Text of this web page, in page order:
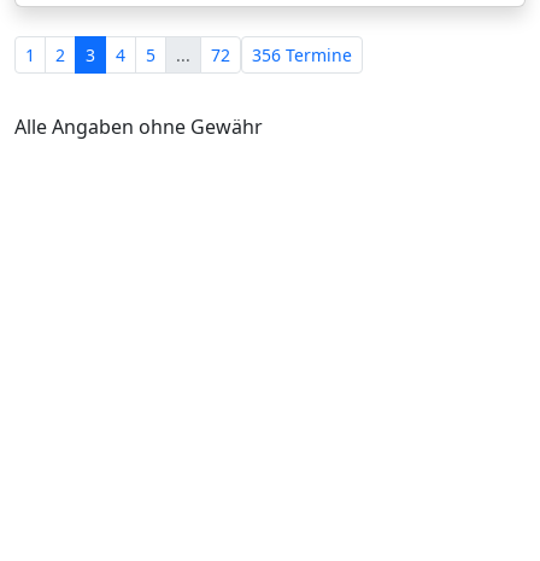
1 2 3 4 5 ... 72 356 Termine
Alle Angaben ohne Gewähr